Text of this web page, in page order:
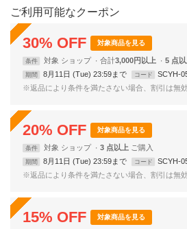
ご利用可能なクーポン
30% OFF 対象商品を見る
条件 対象 ショップ 合計3,000円以上 5 点以
期間 8月11日 (Tue) 23:59まで コード
SCYH-
※返品により条件を満たさない場合、割引は無
20% OFF 対象商品を見る
条件 対象 ショップ 3 点以上
期間 8月11日 (Tue) 23:59まで コード
SCYH-
※返品により条件を満たさない場合、割引は無
15% OFF 対象商品を見る